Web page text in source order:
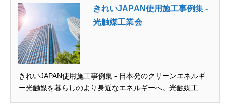
きれいJAPAN使用施工事例集 -
光触媒工業会
きれいJAPAN使用施工事例集 - 日本発のクリーンエネルギ
ー光触媒を暮らしのより身近なエネルギーへ。光触媒工業